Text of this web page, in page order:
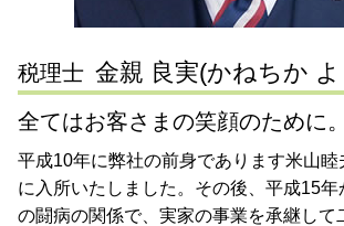
税務相談 横浜市 税理士 相談
税理士 金親 良実(かねちか
全てはお客さまの笑顔のために。
平成10年に弊社の前身であります米山
に入所いたしました。その後、平成15年
の闘病の関係で、実家の事業を承継して